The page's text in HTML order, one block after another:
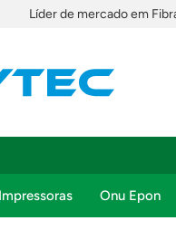
Líder de mercado em
Impressoras Onu Epon